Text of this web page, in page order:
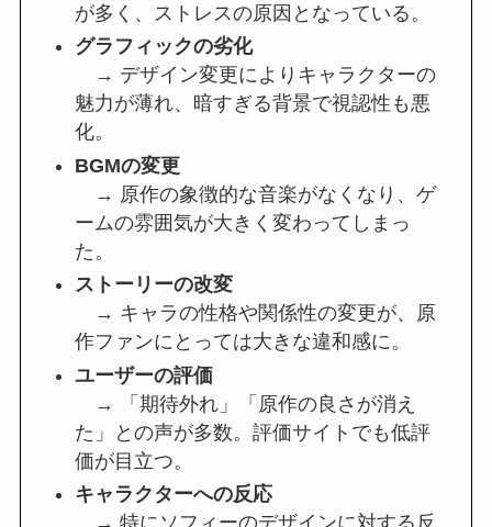
が多く、ストレスの原因となっている。
グラフィックの劣化
→ デザイン変更によりキャラクターの
魅力が薄れ、暗すぎる背景で視認性も悪
化。
BGMの変更
→ 原作の象徴的な音楽がなくなり、ゲ
ームの雰囲気が大きく変わってしまっ
た。
ストーリーの改変
→ キャラの性格や関係性の変更が、原
作ファンにとっては大きな違和感に。
ユーザーの評価
→ 「期待外れ」「原作の良さが消え
た」との声が多数。評価サイトでも低評
価が目立つ。
キャラクターへの反応
→ 特にソフィーのデザインに対する反